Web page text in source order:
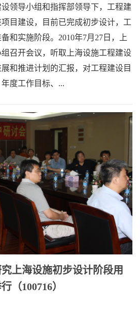
领导小组和指挥部领导下，工程建
目建设，目前已完成初步设计，工
和实施阶段。2010年7月27日，上
召开会议，听取上海设施工程建设
和推进计划的汇报，对工程建设目
度工作目标、...
上海设施初步设计阶段用
（100716）